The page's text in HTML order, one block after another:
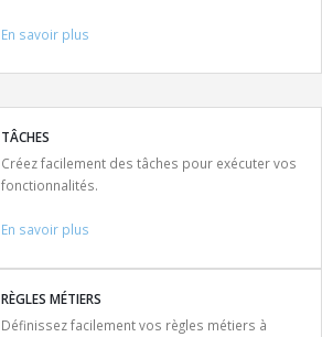
En savoir plus
TÂCHES
Créez facilement des tâches pour exécuter vos
fonctionnalités.
En savoir plus
RÈGLES MÉTIERS
Définissez facilement vos règles métiers à